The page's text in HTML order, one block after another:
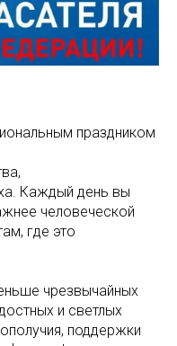
праздником
Каждый день вы
человеческой
где это
чрезвычайных
и светлых
поддержки